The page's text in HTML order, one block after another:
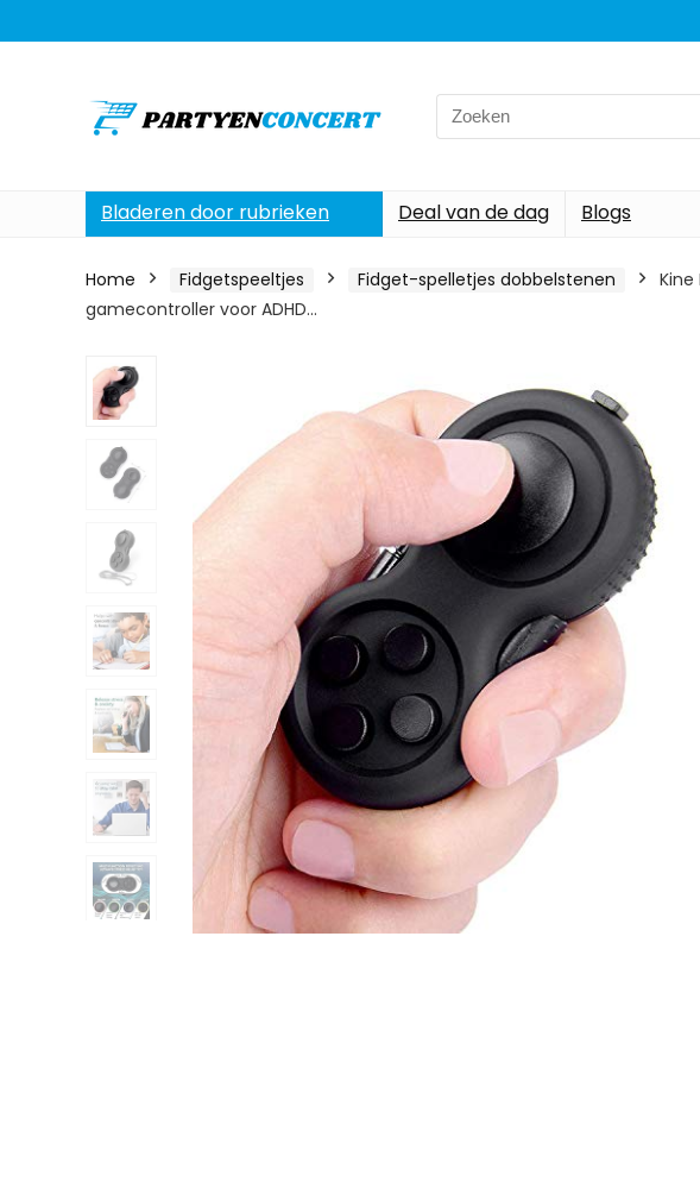
Search
for:
Bladeren door rubrieken Deal van de dag Blogs
Home Fidgetspeeltjes Fidget-spelletjes dobbelstenen
gamecontroller voor ADHD…